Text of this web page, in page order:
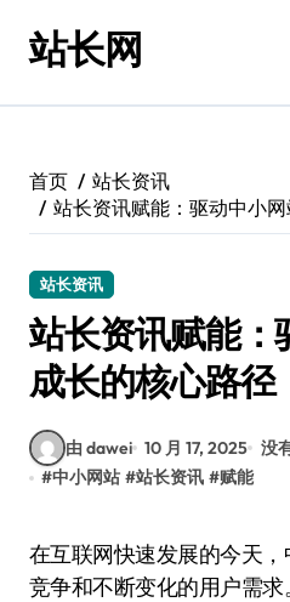
站长网
首页
站长资讯
站长资讯赋能：驱动中小
站长资讯
站长资讯赋能：
成长的核心路径
由 dawei 10 月 17, 2025 没
#中小网站 #站长资讯 #赋能
在互联网快速发展的今天，中小网站面临着激烈的
竞争和不断变化的用户需